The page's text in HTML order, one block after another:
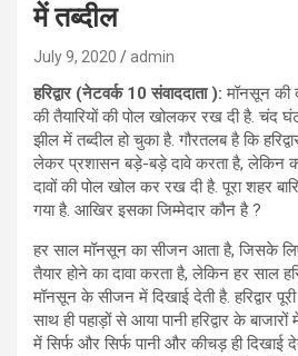
में तब्दील
July 9, 2020 admin
हरिद्वार (नेटवर्क 10 संवाददाता ): मॉनसून की
की तैयारियों की पोल खोलकर रख दी है. चंद
झील में तब्दील हो चुका है. गौरतलब है कि
लेकर प्रशासन बड़े-बड़े दावे करता है, लेकिन
दावों की पोल खोल कर रख दी है. पूरा शहर
गया है. आखिर इसका जिम्मेदार कौन है ?
हर साल मॉनसून का सीजन आता है, जिसके लिए
तैयार होने का दावा करता है, लेकिन हर साल
मॉनसून के सीजन में दिखाई देती है. हरिद्वार
साथ ही पहाड़ों से आया पानी हरिद्वार के
में सिर्फ और सिर्फ पानी और कीचड़ ही दिखाई